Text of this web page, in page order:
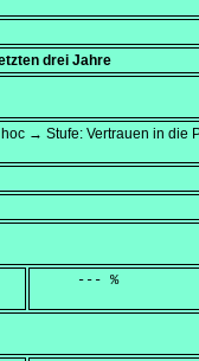
drei Jahre
→ Stufe: Vertrauen in die
     --- %